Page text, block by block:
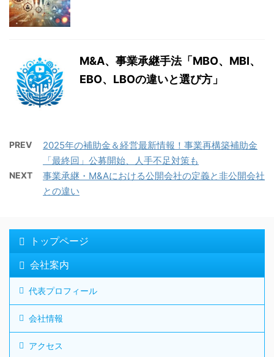
M&A、事業承継手法「MBO、MBI、
EBO、LBOの違いと選び方」
PREV
2025年の補助金＆経営最新情報！事業再構築補助金
「最終回」公募開始、人手不足対策も
NEXT
事業承継・M&Aにおける公開会社の定義と非公開会社
との違い
トップページ
会社案内
代表プロフィール
会社情報
アクセス